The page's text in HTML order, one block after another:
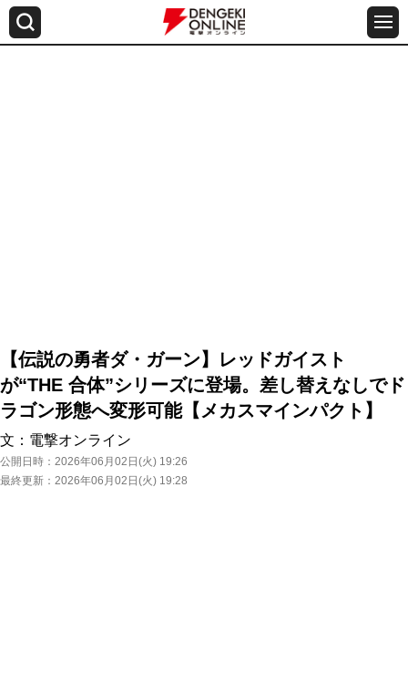
【伝説の勇者ダ・ガーン】レッドガイスト
が“THE 合体”シリーズに登場。差し替えなしでド
ラゴン形態へ変形可能【メカスマインパクト】
文： 電撃オンライン
公開日時： 2026年06月02日(火) 19:26
最終更新： 2026年06月02日(火) 19:28